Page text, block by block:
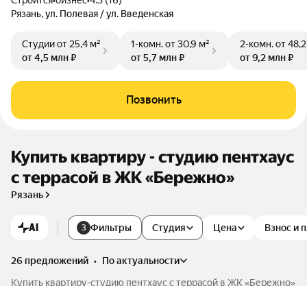
Рязань,ул. Полевая / ул. Введенская
Студииот 25,4 м²
от 4,5 млн ₽
1-комн.от 30,9 м²
от 5,7 млн ₽
2-комн.от
от 9,2 млн ₽
Позвонить
Купить квартиру - студию пентхаус
с террасой в ЖК «Бережно»
Рязань
AI 3 Фильтры Цена Взнос и
Студия
26 предложений •
по актуальности
Купить квартиру-студию пентхаус с террасой в ЖК «Бережно»